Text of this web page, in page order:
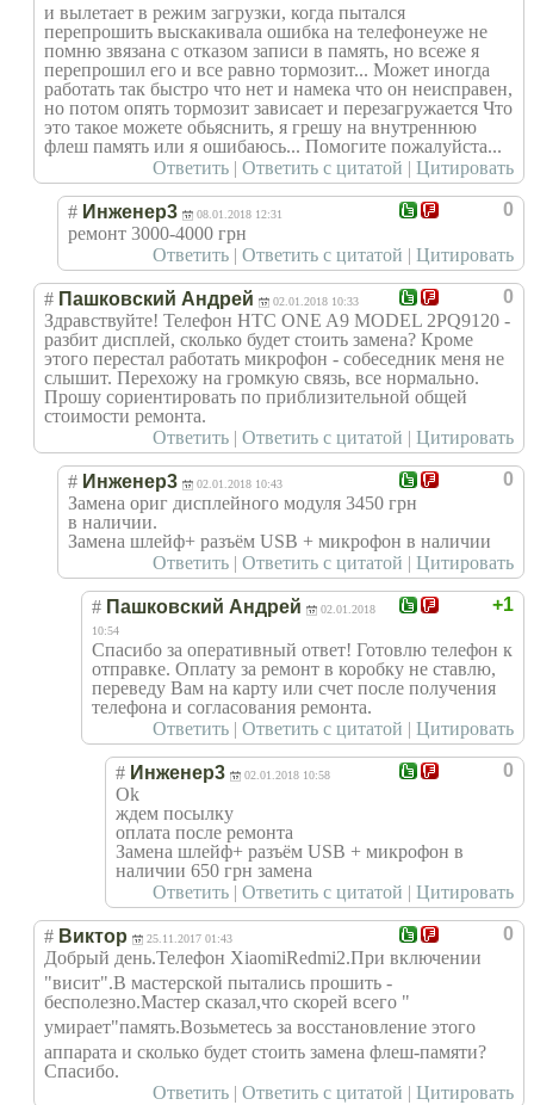
и вылетает в режим загрузки, когда пытался
перепрошить выскакивала ошибка на телефонеуже не
помню звязана с отказом записи в память, но всеже я
перепрошил его и все равно тормозит... Может иногда
работать так быстро что нет и намека что он неисправен,
но потом опять тормозит зависает и перезагружается Что
это такое можете обьяснить, я грешу на внутреннюю
флеш память или я ошибаюсь... Помогите пожалуйста...
Ответить | Ответить с цитатой | Цитировать
0
# Инженер3 08.01.2018 12:31
ремонт 3000-4000 грн
Ответить | Ответить с цитатой | Цитировать
0
# Пашковский Андрей 02.01.2018 10:33
Здравствуйте! Телефон HTC ONE A9 MODEL 2PQ9120 -
разбит дисплей, сколько будет стоить замена? Кроме
этого перестал работать микрофон - собеседник меня не
слышит. Перехожу на громкую связь, все нормально.
Прошу сориентировать по приблизительной общей
стоимости ремонта.
Ответить | Ответить с цитатой | Цитировать
0
# Инженер3 02.01.2018 10:43
Замена ориг дисплейного модуля 3450 грн
в наличии.
Замена шлейф+ разъём USB + микрофон в наличии
Ответить | Ответить с цитатой | Цитировать
+1
# Пашковский Андрей
02.01.2018
10:54
Спасибо за оперативный ответ! Готовлю телефон к
отправке. Оплату за ремонт в коробку не ставлю,
переведу Вам на карту или счет после получения
телефона и согласования ремонта.
Ответить | Ответить с цитатой | Цитировать
0
# Инженер3 02.01.2018 10:58
Ok
ждем посылку
оплата после ремонта
Замена шлейф+ разъём USB + микрофон в
наличии 650 грн замена
Ответить | Ответить с цитатой | Цитировать
0
# Виктор 25.11.2017 01:43
Добрый день.Телефон XiaomiRedmi2.При включении
"висит".В мастерской пытались прошить -
бесполезно.Мастер сказал,что скорей всего "
умирает"память.Возьметесь за восстановление этого
аппарата и сколько будет стоить замена флеш-памяти?
Спасибо.
Ответить | Ответить с цитатой | Цитировать